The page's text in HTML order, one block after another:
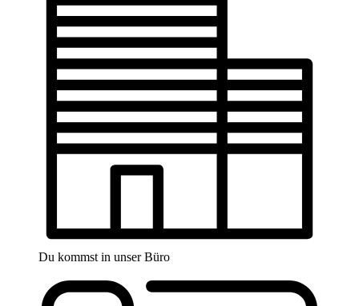
Du kommst in unser Büro